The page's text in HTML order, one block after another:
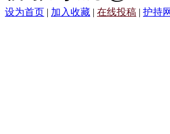
设为首页 | 加入收藏 | 在线投稿 | 护持